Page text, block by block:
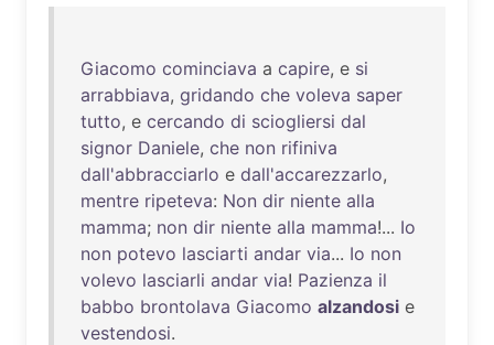
Giacomo cominciava a capire, e si
arrabbiava, gridando che voleva saper
tutto, e cercando di sciogliersi dal
signor Daniele, che non rifiniva
dall'abbracciarlo e dall'accarezzarlo,
mentre ripeteva: Non dir niente alla
mamma; non dir niente alla mamma!... Io
non potevo lasciarti andar via... Io non
volevo lasciarli andar via! Pazienza il
babbo brontolava Giacomo alzandosi e
vestendosi.